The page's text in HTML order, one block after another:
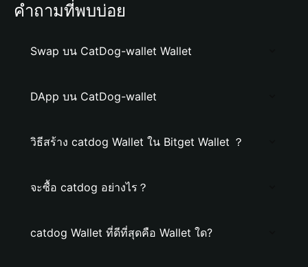
คำถามที่พบบ่อย
Swap บน CatDog-wallet Wallet
DApp บน CatDog-wallet
วิธีสร้าง catdog Wallet ใน Bitget Wallet ？
จะซื้อ catdog อย่างไร？
catdog Wallet ที่ดีที่สุดคือ Wallet ใด?